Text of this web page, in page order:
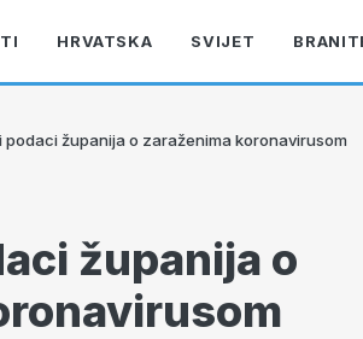
HRVATSKA SVIJET
podaci županija o zaraženima koronavirusom
županija o